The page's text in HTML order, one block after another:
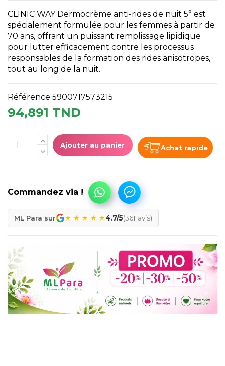
CLINIC WAY Dermocrème anti-rides de nuit 5° est
spécialement formulée pour les femmes à partir de
70 ans, offrant un puissant remplissage lipidique
pour lutter efficacement contre les processus
responsables de la formation des rides anisotropes,
tout au long de la nuit.
Référence 5900717573215
94,891 TND
Ajouter au panier Achat rapide
ML Para sur ★ ★ ★ ★ ★4.7/5(361 avis)